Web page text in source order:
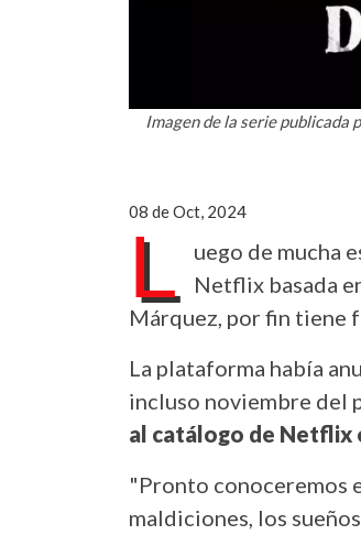
Imagen de la serie publicada
08 de Oct, 2024
L
uego de mucha
Netflix basada
Márquez, por fin tiene
La plataforma había
incluso noviembre del
al catálogo de Netflix
"Pronto conoceremos
maldiciones, los